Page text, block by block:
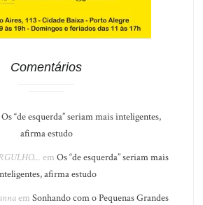
Comentários
Os “de esquerda” seriam mais inteligentes,
afirma estudo
em Os “de esquerda” seriam mais
afirma estudo
em Sonhando com o Pequenas Grandes